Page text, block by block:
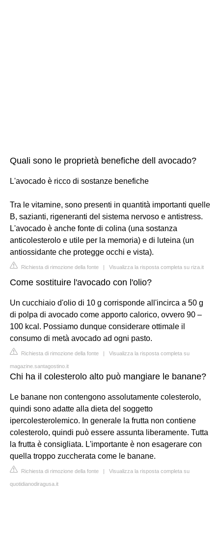
Quali sono le proprietà benefiche dell avocado?
L'avocado è ricco di sostanze benefiche
Tra le vitamine, sono presenti in quantità importanti quelle
B, sazianti, rigeneranti del sistema nervoso e antistress.
L'avocado è anche fonte di colina (una sostanza
anticolesterolo e utile per la memoria) e di luteina (un
antiossidante che protegge occhi e vista).
Richiesta di rimozione della fonte | Visualizza la risposta completa su riza.it
Come sostituire l'avocado con l'olio?
Un cucchiaio d'olio di 10 g corrisponde all'incirca a 50 g
di polpa di avocado come apporto calorico, ovvero 90 –
100 kcal. Possiamo dunque considerare ottimale il
consumo di metà avocado ad ogni pasto.
Richiesta di rimozione della fonte | Visualizza la risposta completa su
magazine.santagostino.it
Chi ha il colesterolo alto può mangiare le banane?
Le banane non contengono assolutamente colesterolo,
quindi sono adatte alla dieta del soggetto
ipercolesterolemico. In generale la frutta non contiene
colesterolo, quindi può essere assunta liberamente. Tutta
la frutta è consigliata. L'importante è non esagerare con
quella troppo zuccherata come le banane.
Richiesta di rimozione della fonte | Visualizza la risposta completa su
quotidianodiragusa.it